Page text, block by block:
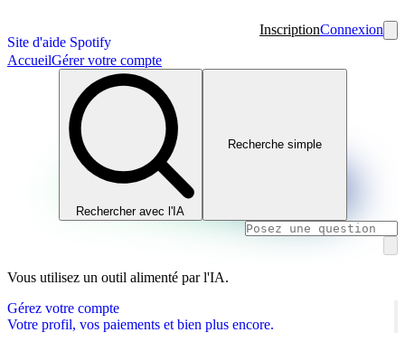
Site d'aide Spotify
InscriptionConnexion
AccueilGérer votre compte
Rechercher avec l'IA
Recherche simple
Vous utilisez un outil alimenté par l'IA.
Gérez votre compte
Votre profil, vos paiements et bien plus encore.